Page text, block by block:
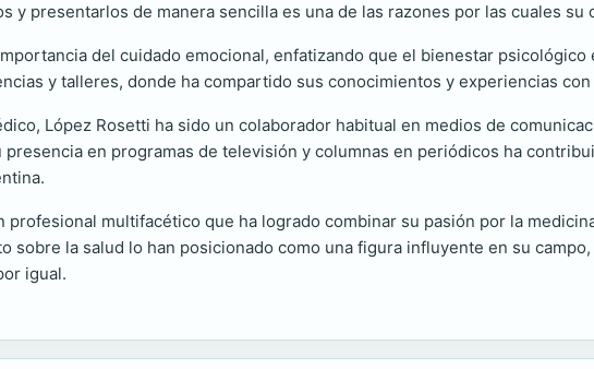
y presentarlos de manera sencilla es una de las razones por las cuales
del cuidado emocional, enfatizando que el bienestar
y talleres, donde ha compartido sus conocimientos y experiencias
López Rosetti ha sido un colaborador habitual en medios de
presencia en programas de televisión y columnas en periódicos ha
profesional multifacético que ha logrado combinar su pasión por la
sobre la salud lo han posicionado como una figura influyente en su
igual.